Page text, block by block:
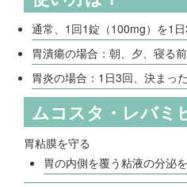
通常、1回1錠（100mg）を1日
胃潰瘍の場合：朝、夕、寝る前
胃炎の場合：1日3回、決まっ
ムコスタ・レバミ
胃粘膜を守る
胃の内側を覆う粘液の分泌